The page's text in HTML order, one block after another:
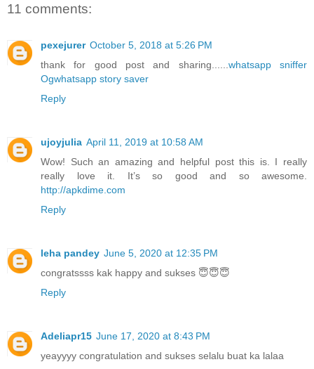
11 comments:
pexejurer October 5, 2018 at 5:26 PM
thank for good post and sharing...... whatsapp sniffer
Ogwhatsapp story saver
Reply
ujoyjulia April 11, 2019 at 10:58 AM
Wow! Such an amazing and helpful post this is. I really
really love it. It’s so good and so awesome.
http://apkdime.com
Reply
leha pandey June 5, 2020 at 12:35 PM
congratssss kak happy and sukses 😇😇😇
Reply
Adeliapr15 June 17, 2020 at 8:43 PM
yeayyyy congratulation and sukses selalu buat ka lalaa